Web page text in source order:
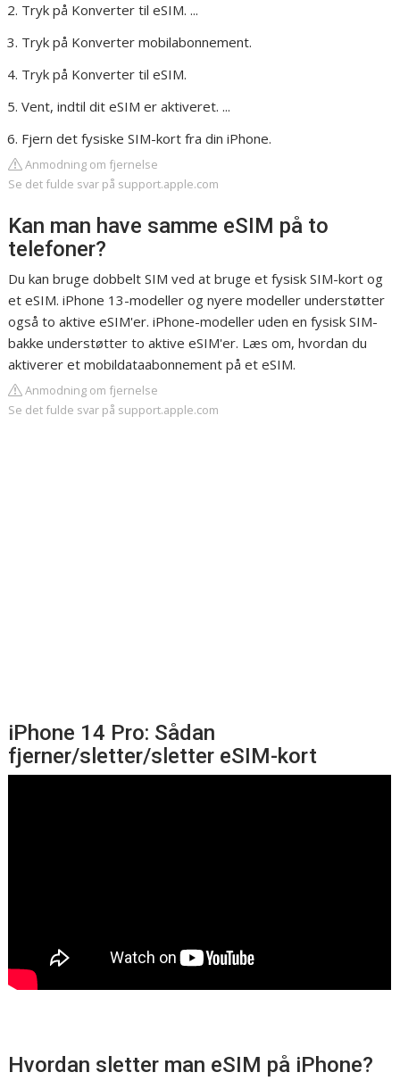
Tryk på Konverter til eSIM. ...
Tryk på Konverter mobilabonnement.
Tryk på Konverter til eSIM.
Vent, indtil dit eSIM er aktiveret. ...
Fjern det fysiske SIM-kort fra din iPhone.
Anmodning om fjernelse
Se det fulde svar på support.apple.com
Kan man have samme eSIM på to
telefoner?
Du kan bruge dobbelt SIM ved at bruge et fysisk SIM-kort og
et eSIM. iPhone 13-modeller og nyere modeller understøtter
også to aktive eSIM'er. iPhone-modeller uden en fysisk SIM-
bakke understøtter to aktive eSIM'er. Læs om, hvordan du
aktiverer et mobildataabonnement på et eSIM.
Anmodning om fjernelse
Se det fulde svar på support.apple.com
iPhone 14 Pro: Sådan
fjerner/sletter/sletter eSIM-kort
Hvordan sletter man eSIM på iPhone?